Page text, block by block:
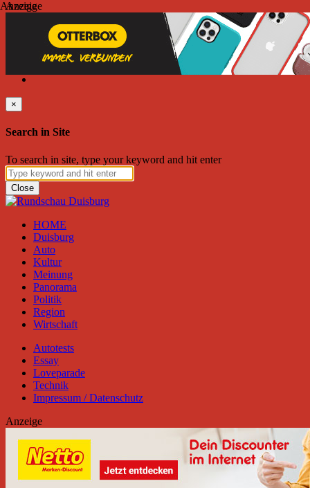
Sonntag, August 09, 2026
Friend on Facebook Follow on Twitter
Subscribe to RSS
×
Search in Site
To search in site, type your keyword and hit enter
Close
HOME
Duisburg
Auto
Kultur
Meinung
Panorama
Politik
Region
Wirtschaft
Autotests
Essay
Loveparade
Technik
Impressum / Datenschutz
Anzeige
Anzeige
Anzeige